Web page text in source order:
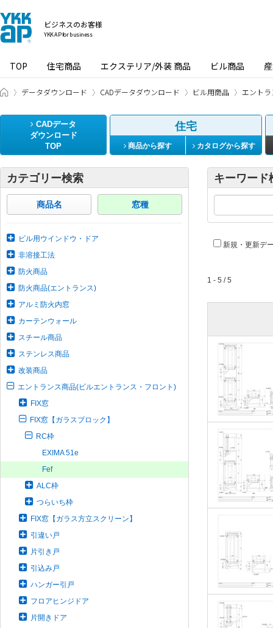
ビジネスのお客様
YKK AP for business
TOP 住宅商品 エクステリア/外装 商品 ビル商品
ビジネスのお客様 HOME
データダウンロード CADデータダウンロード ビル用商品 エント
CADデータ
ダウンロード
TOP
住宅
商品から探す カタログから探す
カテゴリー検索
商品名 窓種
ビル用ウインドウ・ドア
非溶接工法
防火商品
防火商品(エントランス)
アルミ防火内窓
カーテンウォール
スチール商品
ステンレス商品
改装商品
エントランス商品(ビルエントランス・フロント)
FIX窓
FIX窓【ガラスブロック】
RC枠
EXIMA 51e
Fef
ALC枠
つらいち枠
FIX窓【ガラス方立スクリーン】
引違い戸
片引き戸
引込み戸
ハンガー引戸
フロアヒンジドア
片開きドア
キーワード
新規・更新デ
1 - 5 / 5